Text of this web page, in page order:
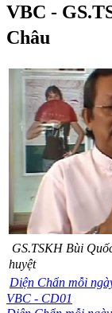
VBC -
Châu
GS.TSKH Bùi
huyệt
Diện Chẩn mỗi
VBC - CD01